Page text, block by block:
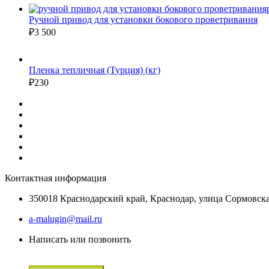
Ручной привод для установки бокового проветривания
₽3 500
Пленка тепличная (Турция) (кг)
₽230
Контактная информация
350018 Краснодарский край, Краснодар, улица
a-malugin@mail.ru
Написать или позвонить